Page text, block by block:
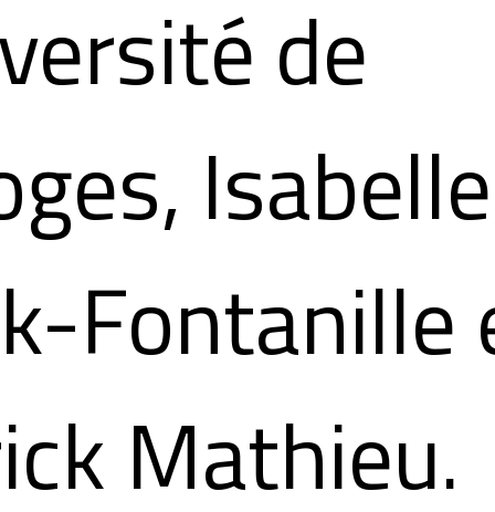
de
Isabelle
Fontanille
Mathieu.